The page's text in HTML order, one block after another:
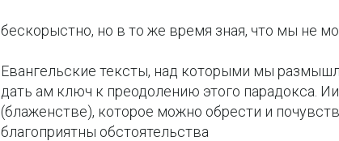
бескорыстно, но в то же время зная, что мы не
Евангельские тексты, над которыми мы
дать ам ключ к преодолению этого парадокса.
(блаженстве), которое можно обрести и
благоприятны обстоятельства